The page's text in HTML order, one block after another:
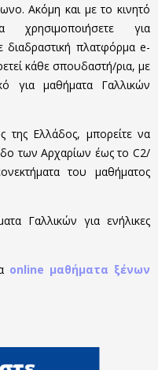
Ακόμη και με το κινητό
για
διαδραστική πλατφόρμα e-
κάθε σπουδαστή/ρια, με
για μαθήματα Γαλλικών
της Ελλάδος, μπορείτε να
των Αρχαρίων έως το C2/
του μαθήματος
Γαλλικών για ενήλικες
online μαθήματα ξένων